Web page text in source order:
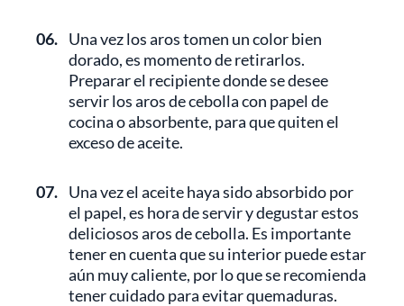
06. Una vez los aros tomen un color bien
dorado, es momento de retirarlos.
Preparar el recipiente donde se desee
servir los aros de cebolla con papel de
cocina o absorbente, para que quiten el
exceso de aceite.
07. Una vez el aceite haya sido absorbido por
el papel, es hora de servir y degustar estos
deliciosos aros de cebolla. Es importante
tener en cuenta que su interior puede estar
aún muy caliente, por lo que se recomienda
tener cuidado para evitar quemaduras.